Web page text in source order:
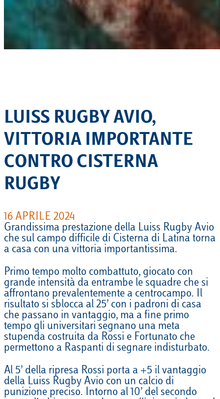
LUISS RUGBY AVIO,
VITTORIA IMPORTANTE
CONTRO CISTERNA
RUGBY
16 APRILE 2024
Grandissima prestazione della Luiss Rugby Avio
che sul campo difficile di Cisterna di Latina torna
a casa con una vittoria importantissima.
Primo tempo molto combattuto, giocato con
grande intensità da entrambe le squadre che si
affrontano prevalentemente a centrocampo. Il
risultato si sblocca al 25’ con i padroni di casa
che passano in vantaggio, ma a fine primo
tempo gli universitari segnano una meta
stupenda costruita da Rossi e Fortunato che
permettono a Raspanti di segnare indisturbato.
Al 5’ della ripresa Rossi porta a +5 il vantaggio
della Luiss Rugby Avio con un calcio di
punizione preciso. Intorno al 10’ del secondo